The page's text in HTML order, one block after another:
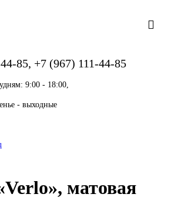
85, +7 (967) 111-44-85
9:00 - 18:00,
- выходные
матовая